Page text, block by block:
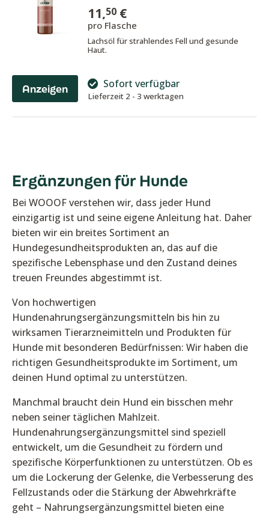
Anzeigen
Durchschnittliche Bewertung von 5
11,50 €
pro Flasche
Lachsöl für strahlendes Fell und gesunde
Haut.
Sofort verfügbar
Lieferzeit 2 - 3 werktagen
Ergänzungen für Hunde
Bei WOOOF verstehen wir, dass jeder Hund
einzigartig ist und seine eigene Anleitung hat. Daher
bieten wir ein breites Sortiment an
Hundegesundheitsprodukten an, das auf die
spezifische Lebensphase und den Zustand deines
treuen Freundes abgestimmt ist.
Von hochwertigen
Hundenahrungsergänzungsmitteln bis hin zu
wirksamen Tierarzneimitteln und Produkten für
Hunde mit besonderen Bedürfnissen: Wir haben die
richtigen Gesundheitsprodukte im Sortiment, um
deinen Hund optimal zu unterstützen.
Manchmal braucht dein Hund ein bisschen mehr
neben seiner täglichen Mahlzeit.
Hundenahrungsergänzungsmittel sind speziell
entwickelt, um die Gesundheit zu fördern und
spezifische Körperfunktionen zu unterstützen. Ob es
um die Lockerung der Gelenke, die Verbesserung des
Fellzustands oder die Stärkung der Abwehrkräfte
geht – Nahrungsergänzungsmittel bieten eine